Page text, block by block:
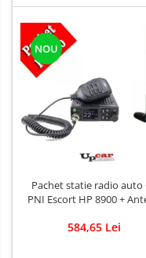
NOU
Pachet statie radio auto
PNI Escort HP 8900 +
cm + Baza magnetica
584,65 Lei